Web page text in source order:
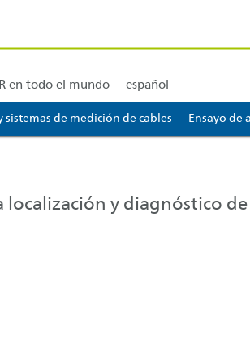
sistemas de medición de cables Ensayo de
en todo el mundo
BAUR Sudamérica
español
y diagnóstico de